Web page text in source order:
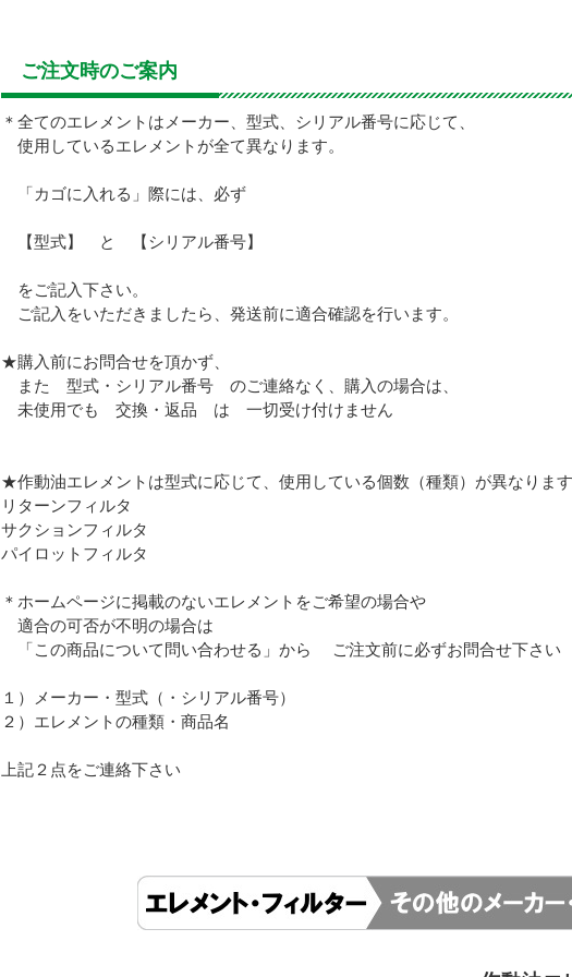
ご注文時のご案内
＊全てのエレメントはメーカー、型式、シリアル番号に応じて、
使用しているエレメントが全て異なります。
「カゴに入れる」際には、必ず
【型式】 と 【シリアル番号】
をご記入下さい。
ご記入をいただきましたら、発送前に適合確認を行います。
★購入前にお問合せを頂かず、
また 型式・シリアル番号 のご連絡なく、購入の場合は、
未使用でも 交換・返品 は 一切受け付けません
★作動油エレメントは型式に応じて、使用している個数（種類）が異なります
リターンフィルタ
サクションフィルタ
パイロットフィルタ
＊ホームページに掲載のないエレメントをご希望の場合や
適合の可否が不明の場合は
「この商品について問い合わせる」から ご注文前に必ずお問合せ下さい
１）メーカー・型式（・シリアル番号）
２）エレメントの種類・商品名
上記２点をご連絡下さい